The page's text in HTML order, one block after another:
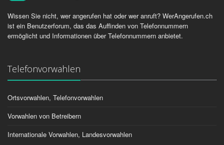
Wissen Sie nicht, wer angerufen hat oder wer anruft? WerAngerufen.ch
ist ein Benutzerforum, das das Auffinden von Telefonnummern
ermöglicht und Informationen über Telefonnummern anbietet.
Telefonvorwahlen
Ortsvorwahlen, Telefonvorwahlen
Vorwahlen von Betreibern
Internationale Vorwahlen, Landesvorwahlen